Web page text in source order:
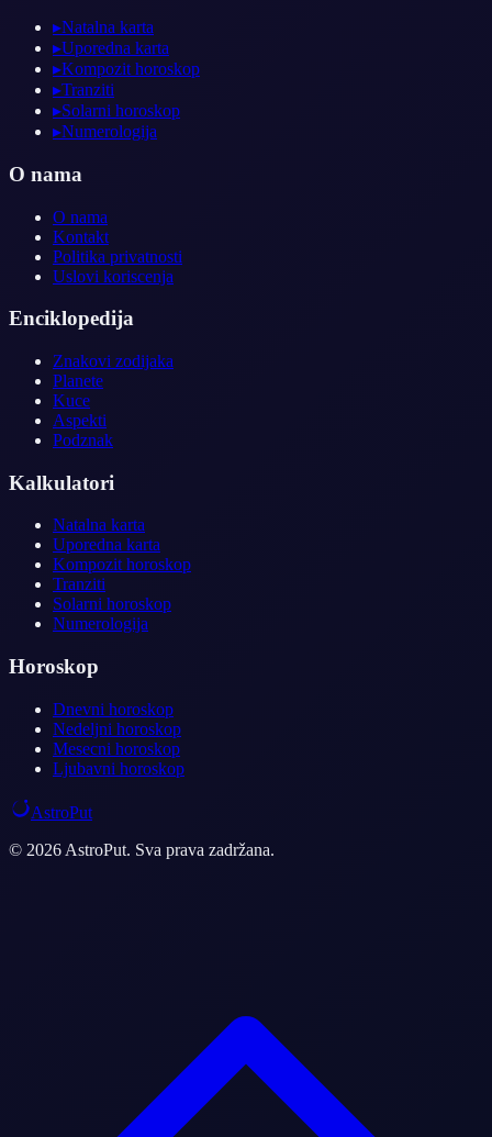
▸Natalna karta
▸Uporedna karta
▸Kompozit horoskop
▸Tranziti
▸Solarni horoskop
▸Numerologija
O nama
O nama
Kontakt
Politika privatnosti
Uslovi koriscenja
Enciklopedija
Znakovi zodijaka
Planete
Kuce
Aspekti
Podznak
Kalkulatori
Natalna karta
Uporedna karta
Kompozit horoskop
Tranziti
Solarni horoskop
Numerologija
Horoskop
Dnevni horoskop
Nedeljni horoskop
Mesecni horoskop
Ljubavni horoskop
AstroPut
© 2026 AstroPut. Sva prava zadržana.